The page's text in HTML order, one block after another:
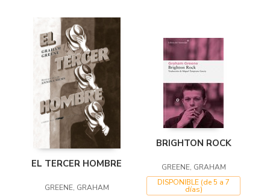
EL TERCER HOMBRE
GREENE, GRAHAM
BRIGHTON ROCK
GREENE, GRAHAM
DISPONIBLE (de 5 a 7
días)